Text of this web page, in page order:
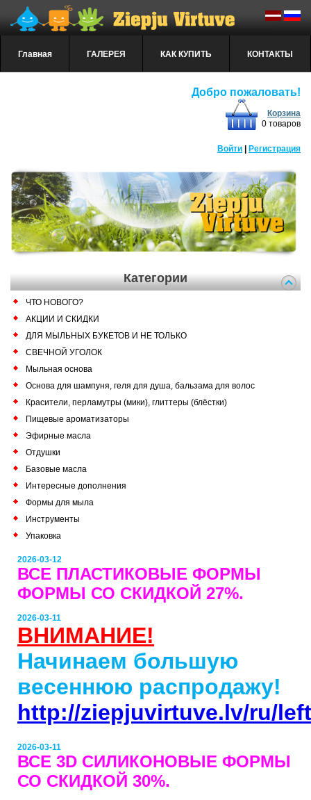
Главная ГАЛЕРЕЯ КАК КУПИТЬ КОНТАКТЫ
Добро пожаловать!
Корзина
0 товаров
Войти Регистрация
Категории
ЧТО НОВОГО?
АКЦИИ И СКИДКИ
ДЛЯ МЫЛЬНЫХ БУКЕТОВ И НЕ ТОЛЬКО
СВЕЧНОЙ УГОЛОК
Мыльная основа
Основа для шампуня, геля для душа, бальзама для волос
Красители, перламутры (мики), глиттеры (блёстки)
Пищевые ароматизаторы
Эфирные масла
Отдушки
Базовые масла
Интересные дополнения
Формы для мыла
Инструменты
Упаковка
2026-03-12
ВСЕ ПЛАСТИКОВЫЕ ФОРМЫ
ФОРМЫ СО СКИДКОЙ 27%.
2026-03-11
ВНИМАНИЕ!
Начинаем большую
весеннюю распродажу!
http://ziepjuvirtuve.lv/ru/
2026-03-11
ВСЕ 3D СИЛИКОНОВЫЕ ФОРМЫ
СО СКИДКОЙ 30%.